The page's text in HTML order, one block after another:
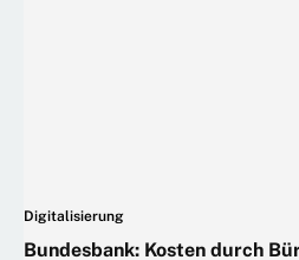
Digitalisierung
Bundesbank: Kosten durch